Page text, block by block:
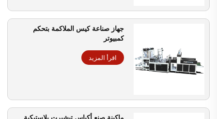
جهاز صناعة كيس الملاكمة بتحكم
كمبيوتر
اقرأ المزيد